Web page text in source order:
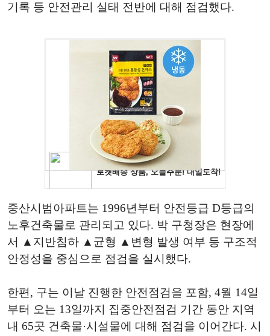
기록 등 안전관리 실태 전반에 대해 점검했다.
중산시범아파트는 1996년부터 안전등급 D등급의
노후건축물로 관리되고 있다. 박 구청장은 현장에
서 ▲지반침하 ▲균형 ▲변형 발생 여부 등 구조적
안정성을 중심으로 점검을 실시했다.
한편, 구는 이날 진행한 안전점검을 포함, 4월 14일
부터 오는 13일까지 집중안전점검 기간 동안 지역
내 65곳 건축물·시설물에 대해 점검을 이어간다. 시